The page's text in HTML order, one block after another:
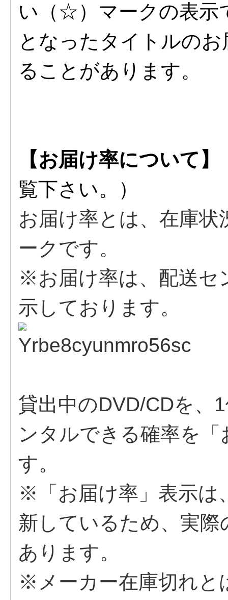
い（☆）マークの表示
となったタイトルの
ることがあります。
【お届け率について】
覧下さい。）
お届け率とは、在庫
ークです。
※お届け率は、配送セ
示しております。
貸出中のDVD/CDを、
ンタルできる確率を
す。
※「お届け率」表示は
新しているため、実
あります。
※メーカー在庫切れと